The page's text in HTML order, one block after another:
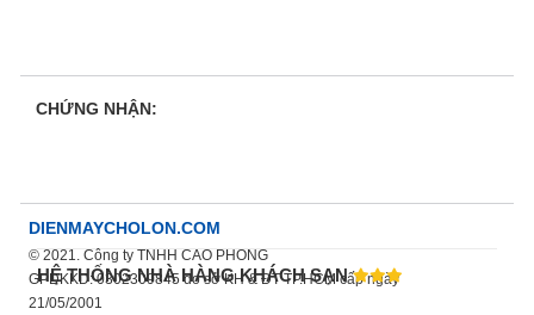
HỆ THỐNG NHÀ HÀNG KHÁCH SẠN
CHỨNG NHẬN:
DIENMAYCHOLON.COM
© 2021. Công ty TNHH CAO PHONG
GPDKKD: 0302309845 do sở KH & ĐT TP.HCM cấp ngày
21/05/2001